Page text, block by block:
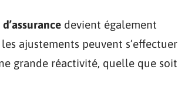
devient également
ajustements peuvent s’effectuer
grande réactivité, quelle que soit